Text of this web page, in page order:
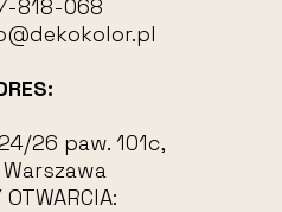
818-068
26 paw. 101c,
OTWARCIA: